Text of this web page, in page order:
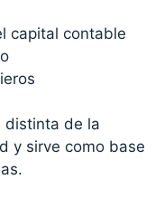
capital contable
distinta de la
y sirve como base